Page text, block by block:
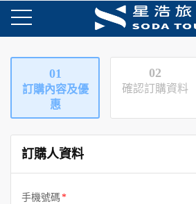
01
訂購內容及優
惠
02
確認訂購資料
訂購人資料
手機號碼